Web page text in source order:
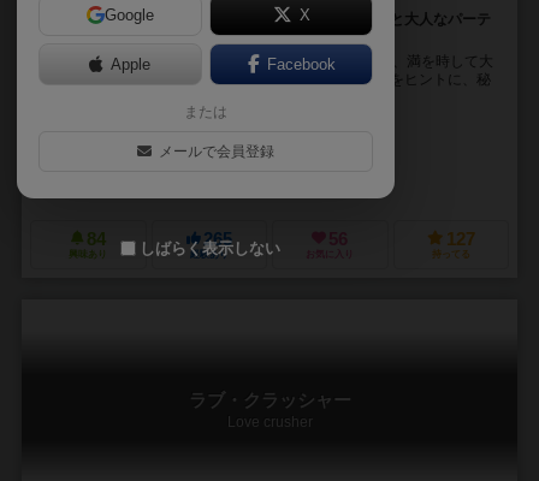
あの人、私のことそんな風に思ってたなんて… ちょっと大人なパーテ
あの『昼ドラ川柳』をプロデュースしたAnagumaから、満を時して大
人のパーティーゲームが登場！ みんなに配られた順位をヒントに、秘
川崎 塁（Rui Kawasaki）
84
興味あり
265
経験あり
56
お気に入り
127
持ってる
ラブ・クラッシャー
Love crusher
Google X
Apple Facebook
または
メールで会員登録
しばらく表示しない